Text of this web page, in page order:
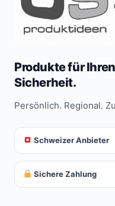
Produkte für
Sicherheit.
Persönlich. Regional.
Schweizer Anbieter
Sichere Zahlung